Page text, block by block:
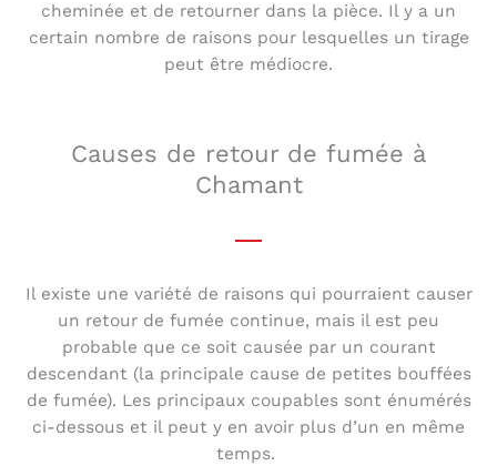
cheminée et de retourner dans la pièce. Il y a un
certain nombre de raisons pour lesquelles un tirage
peut être médiocre.
Causes de retour de fumée à
Chamant
Il existe une variété de raisons qui pourraient causer
un retour de fumée continue, mais il est peu
probable que ce soit causée par un courant
descendant (la principale cause de petites bouffées
de fumée). Les principaux coupables sont énumérés
ci-dessous et il peut y en avoir plus d’un en même
temps.